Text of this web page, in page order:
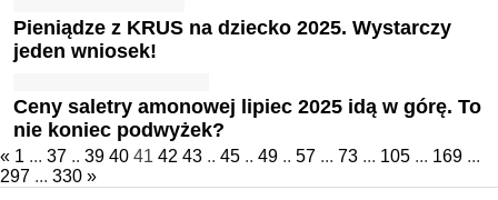
Pieniądze z KRUS na dziecko 2025. Wystarczy
jeden wniosek!
Ceny saletry amonowej lipiec 2025 idą w górę. To
nie koniec podwyżek?
« 1 ... 37 .. 39 40 41 42 43 .. 45 .. 49 .. 57 ... 73 ... 105 ... 169 ...
297 ... 330 »